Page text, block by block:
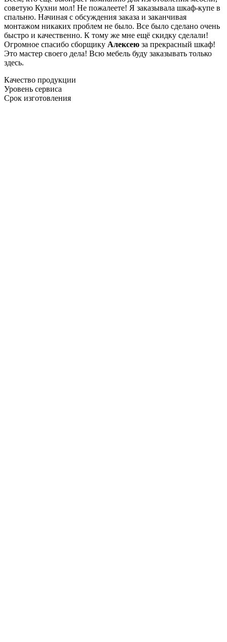
советую Кухни мол! Не пожалеете! Я заказывала шкаф-купе в
спальню. Начиная с обсуждения заказа и заканчивая
монтажом никаких проблем не было. Все было сделано очень
быстро и качественно. К тому же мне ещё скидку сделали!
Огромное спасибо сборщику Алексею за прекрасный шкаф!
Это мастер своего дела! Всю мебель буду заказывать только
здесь.
Качество продукции
Уровень сервиса
Срок изготовления